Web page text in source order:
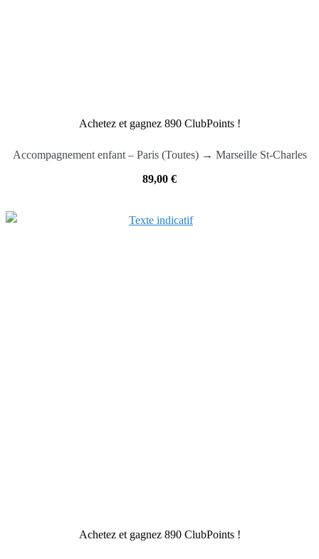
Achetez et gagnez 890 ClubPoints !
Accompagnement enfant – Paris (Toutes) → Marseille St-Charles
89,00 €
Achetez et gagnez 890 ClubPoints !